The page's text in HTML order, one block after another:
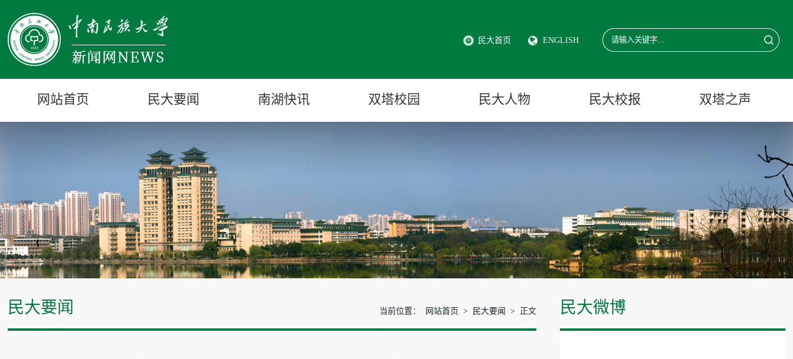
民大首页 ENGLISH
网站首页 民大要闻 南湖快讯 双塔校园 民大人物 民大校报 双塔之声
民大要闻 当前位置： 网站首页 > 民大要闻 > 正文 民大微博